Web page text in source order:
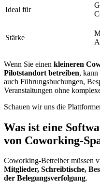
Ideal für
Stärke
Wenn Sie einen kleineren
Pilotstandort betreiben,
auch Führungsbuchungen,
Veranstaltungen ohne
Schauen wir uns die
Was ist eine
von Coworking-
Coworking-Betreiber müssen
Mitglieder, Schreibtische,
der Belegungsverfolgung.